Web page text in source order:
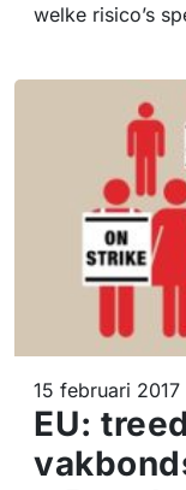
welke risico’s
15 februari 2017
EU: